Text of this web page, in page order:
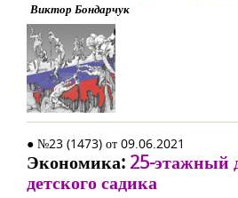
Виктор Бондарчук
● №23 (1473) от 09.06.2021
Экономика: 25-этажный
детского садика